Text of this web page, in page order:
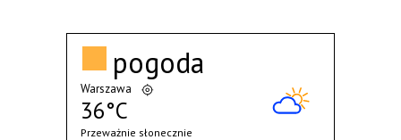
pogoda
Warszawa
36°C
Przeważnie słonecznie